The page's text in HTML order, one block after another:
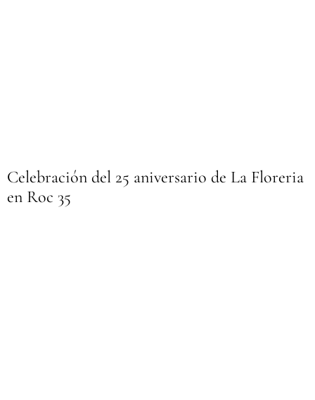
Celebración del 25 aniversario de La Floreria
en Roc 35